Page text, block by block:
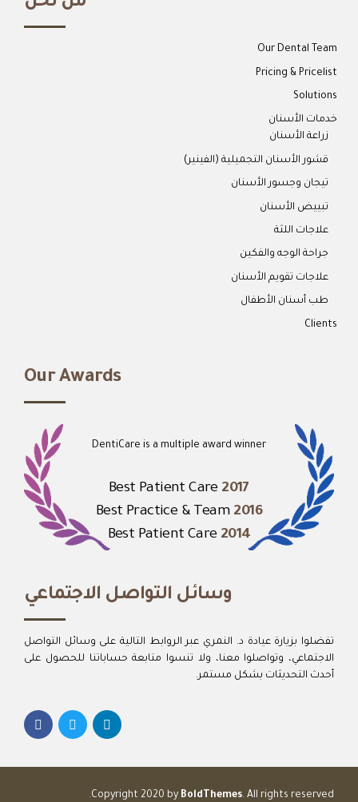
Our Dental Team
Pricing & Pricelist
Solutions
خدمات الأسنان
زراعة الأسنان
قشور الأسنان التجميلية (الفينير)
تيجان وجسور الأسنان
تبييض الأسنان
علاجات اللثة
جراحة الوجه والفكين
علاجات تقويم الأسنان
طب أسنان الأطفال
Clients
Our Awards
DentiCare is a multiple award winner
Best Patient Care 2017
Best Practice & Team 2016
Best Patient Care 2014
وسائل التواصل الاجتماعي
تفضلوا بزيارة عيادة د. النمري عبر الروابط التالية على وسائل التواصل
الاجتماعي، وتواصلوا معنا، ولا تنسوا متابعة حساباتنا للحصول على
أحدث التحديثات بشكل مستمر.
Copyright 2020 by BoldThemes. All rights reserved.